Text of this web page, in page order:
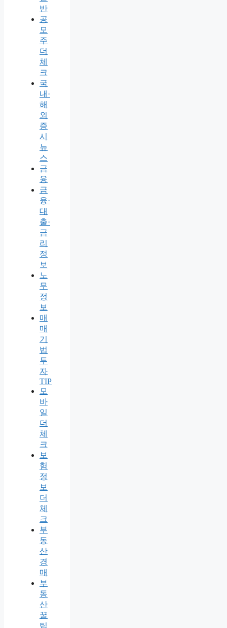
반
공
모
주
더
체
크
국
내·
해
외
증
시
뉴
스
금
융
금
융·
대
출·
금
리
정
보
노
무
정
보
매
매
기
법
투
자
TIP
모
바
일
더
체
크
보
험
정
보
더
체
크
부
동
산
경
매
부
동
산
꿀
팁